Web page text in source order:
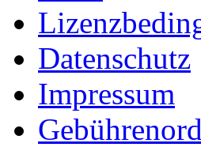
Datenschutz
Impressum